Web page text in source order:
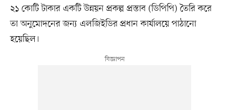
২১ কোটি টাকার একটি উন্নয়ন প্রকল্প প্রস্তাব (ডিপিপি) তৈরি করে
তা অনুমোদনের জন্য এলজিইডির প্রধান কার্যালয়ে পাঠানো
হয়েছিল।